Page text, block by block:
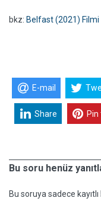
bkz: Belfast (2021)
E-mail
Share Pin
Bu soru henüz
Bu soruya sadece